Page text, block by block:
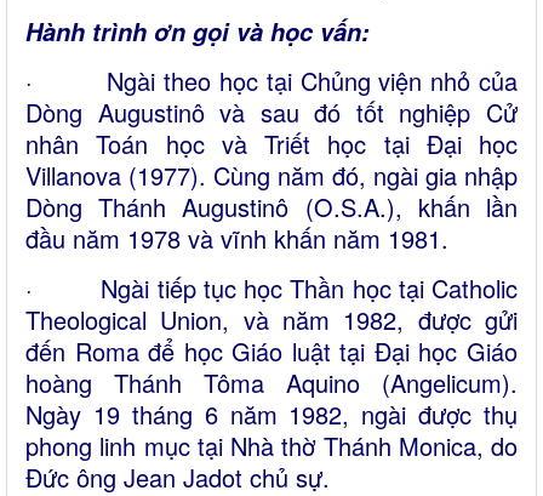
Hành trình ơn gọi và học vấn:
· Ngài theo học tại Chủng viện nhỏ của
Dòng Augustinô và sau đó tốt nghiệp Cử
nhân Toán học và Triết học tại Đại học
Villanova (1977). Cùng năm đó, ngài gia nhập
Dòng Thánh Augustinô (O.S.A.), khấn lần
đầu năm 1978 và vĩnh khấn năm 1981.
· Ngài tiếp tục học Thần học tại Catholic
Theological Union, và năm 1982, được gửi
đến Roma để học Giáo luật tại Đại học Giáo
hoàng Thánh Tôma Aquino (Angelicum).
Ngày 19 tháng 6 năm 1982, ngài được thụ
phong linh mục tại Nhà thờ Thánh Monica, do
Đức ông Jean Jadot chủ sự.